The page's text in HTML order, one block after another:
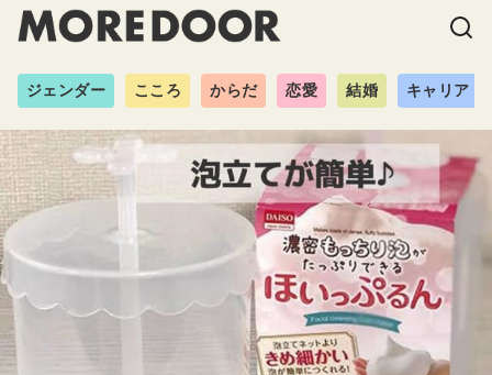
ジェンダー こころ からだ 恋愛 結婚 キャリア